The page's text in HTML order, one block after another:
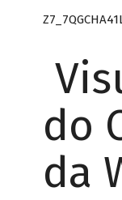
do
da